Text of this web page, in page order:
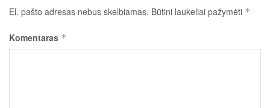
El. pašto adresas nebus skelbiamas. Būtini laukeliai pažymėti *
Komentaras *